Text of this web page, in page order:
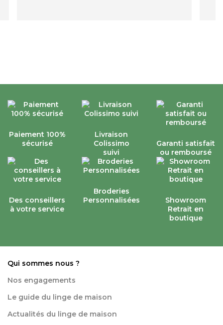
Paiement 100%
sécurisé
Livraison
Colissimo
suivi
Garanti satisfait
ou remboursé
Des conseillers
à votre service
Broderies
Personnalisées
Showroom
Retrait en
boutique
Qui sommes nous ?
Nos engagements
Le guide du linge de maison
Actualités du linge de maison